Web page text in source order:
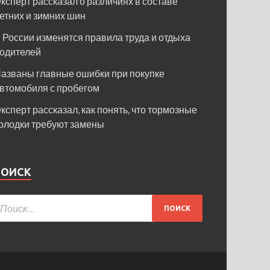
и зимних шин
России изменятся правила труда и отдыха
главные ошибки при покупке
с пробегом
рассказал, как понять, что тормозные
требуют замены